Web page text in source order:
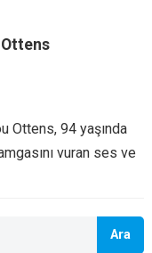
Ottens, 94 yaşında
vuran ses ve
Ara